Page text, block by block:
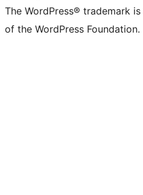
The WordPress® trademark
of the WordPress Foundation.